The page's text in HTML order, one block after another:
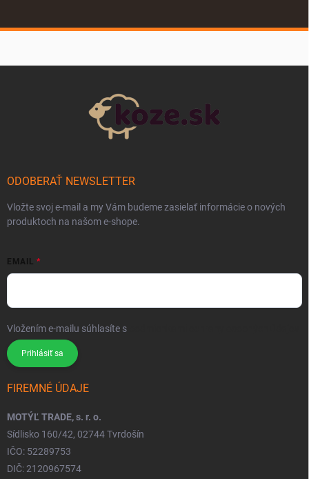
ODOBERAŤ NEWSLETTER
Vložte svoj e-mail a my Vám budeme zasielať informácie o nových
produktoch na našom e-shope.
EMAIL
Vložením e-mailu súhlasíte s
Prihlásiť sa
FIREMNÉ ÚDAJE
MOTÝĽ TRADE, s. r. o.
Sídlisko 160/42, 02744 Tvrdošín
IČO: 52289753
DIČ: 2120967574